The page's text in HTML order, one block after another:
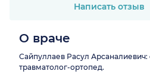
Написать отзыв
О враче
Сайпуллаев Расул Арсаналиевич:
травматолог-ортопед.